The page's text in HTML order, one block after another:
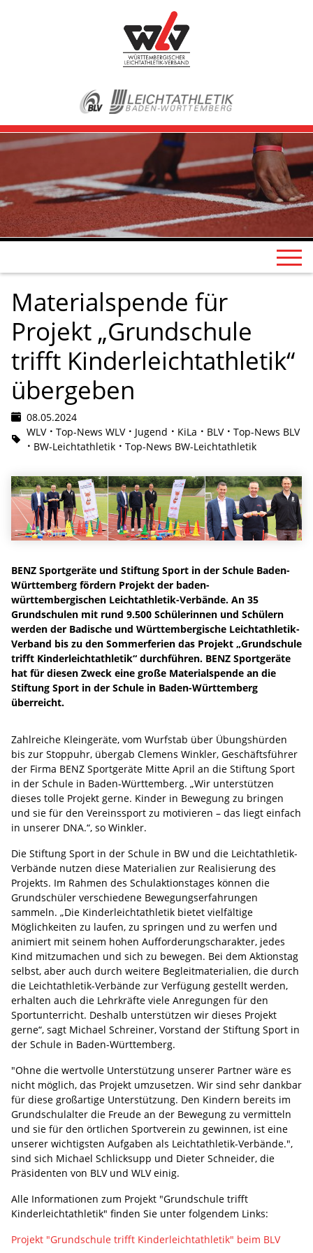
Materialspende für
Projekt „Grundschule
trifft Kinderleichtathletik“
übergeben
08.05.2024
WLV
Top-News WLV Jugend KiLa BLV
Top-News BLV
BW-Leichtathletik
Top-News BW-Leichtathletik
BENZ Sportgeräte und Stiftung Sport in der Schule Baden-
Württemberg fördern Projekt der baden-
württembergischen Leichtathletik-Verbände. An 35
Grundschulen mit rund 9.500 Schülerinnen und Schülern
werden der Badische und Württembergische Leichtathletik-
Verband bis zu den Sommerferien das Projekt „Grundschule
trifft Kinderleichtathletik“ durchführen. BENZ Sportgeräte
hat für diesen Zweck eine große Materialspende an die
Stiftung Sport in der Schule in Baden-Württemberg
überreicht.
Zahlreiche Kleingeräte, vom Wurfstab über Übungshürden
bis zur Stoppuhr, übergab Clemens Winkler, Geschäftsführer
der Firma BENZ Sportgeräte Mitte April an die Stiftung Sport
in der Schule in Baden-Württemberg. „Wir unterstützen
dieses tolle Projekt gerne. Kinder in Bewegung zu bringen
und sie für den Vereinssport zu motivieren – das liegt einfach
in unserer DNA.“, so Winkler.
Die Stiftung Sport in der Schule in BW und die Leichtathletik-
Verbände nutzen diese Materialien zur Realisierung des
Projekts. Im Rahmen des Schulaktionstages können die
Grundschüler verschiedene Bewegungserfahrungen
sammeln. „Die Kinderleichtathletik bietet vielfältige
Möglichkeiten zu laufen, zu springen und zu werfen und
animiert mit seinem hohen Aufforderungscharakter, jedes
Kind mitzumachen und sich zu bewegen. Bei dem Aktionstag
selbst, aber auch durch weitere Begleitmaterialien, die durch
die Leichtathletik-Verbände zur Verfügung gestellt werden,
erhalten auch die Lehrkräfte viele Anregungen für den
Sportunterricht. Deshalb unterstützen wir dieses Projekt
gerne“, sagt Michael Schreiner, Vorstand der Stiftung Sport in
der Schule in Baden-Württemberg.
"Ohne die wertvolle Unterstützung unserer Partner wäre es
nicht möglich, das Projekt umzusetzen. Wir sind sehr dankbar
für diese großartige Unterstützung. Den Kindern bereits im
Grundschulalter die Freude an der Bewegung zu vermitteln
und sie für den örtlichen Sportverein zu gewinnen, ist eine
unserer wichtigsten Aufgaben als Leichtathletik-Verbände.",
sind sich Michael Schlicksupp und Dieter Schneider, die
Präsidenten von BLV und WLV einig.
Alle Informationen zum Projekt "Grundschule trifft
Kinderleichtathletik" finden Sie unter folgendem Links:
Projekt "Grundschule trifft Kinderleichtathletik" beim BLV